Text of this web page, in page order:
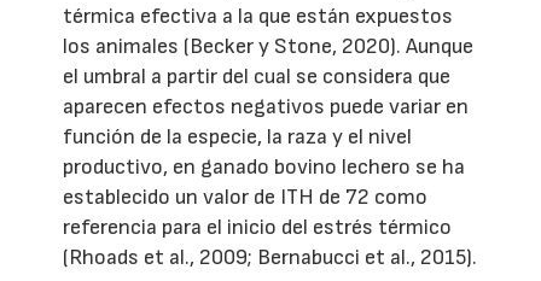
térmica efectiva a la que están expuestos
los animales (Becker y Stone, 2020). Aunque
el umbral a partir del cual se considera que
aparecen efectos negativos puede variar en
función de la especie, la raza y el nivel
productivo, en ganado bovino lechero se ha
establecido un valor de ITH de 72 como
referencia para el inicio del estrés térmico
(Rhoads et al., 2009; Bernabucci et al., 2015).